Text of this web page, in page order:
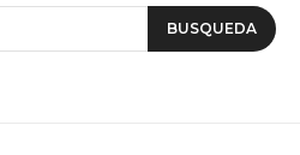
BUSQUEDA